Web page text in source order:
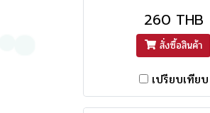
260 THB
สั่งซื้อสินค้า
เปรียบเทียบ